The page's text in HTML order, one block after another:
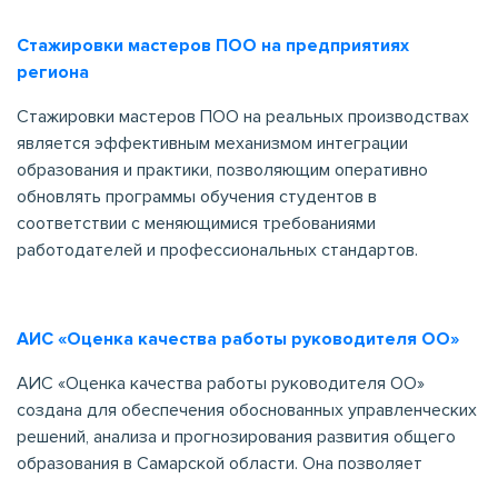
Стажировки мастеров ПОО на предприятиях
региона
Стажировки мастеров ПОО на реальных производствах
является эффективным механизмом интеграции
образования и практики, позволяющим оперативно
обновлять программы обучения студентов в
соответствии с меняющимися требованиями
работодателей и профессиональных стандартов.
АИС «Оценка качества работы руководителя ОО»
АИС «Оценка качества работы руководителя ОО»
создана для обеспечения обоснованных управленческих
решений, анализа и прогнозирования развития общего
образования в Самарской области. Она позволяет